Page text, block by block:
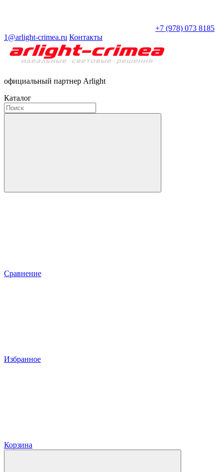
+7 (978) 073 8185
1@arlight-crimea.ru Контакты
официальный партнер Arlight
Каталог
Сравнение
Избранное
Корзина